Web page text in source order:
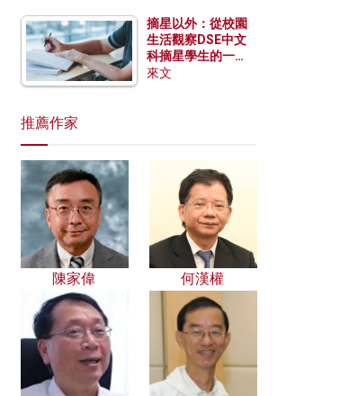
摘星以外：從校園
生活觀察DSE中文
科摘星學生的一點
特質
來文
推薦作家
陳家偉 何漢權